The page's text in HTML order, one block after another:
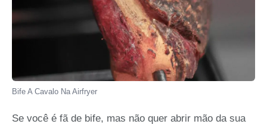
Bife A Cavalo Na Airfryer
Se você é fã de bife, mas não quer abrir mão da sua